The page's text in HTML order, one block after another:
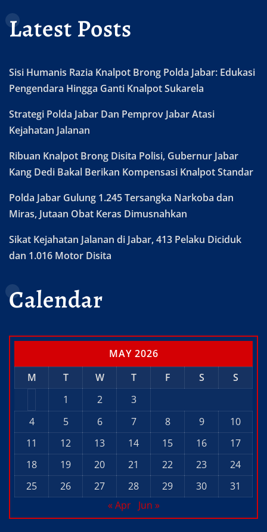
Latest Posts
Sisi Humanis Razia Knalpot Brong Polda Jabar: Edukasi
Pengendara Hingga Ganti Knalpot Sukarela
Strategi Polda Jabar Dan Pemprov Jabar Atasi
Kejahatan Jalanan
Ribuan Knalpot Brong Disita Polisi, Gubernur Jabar
Kang Dedi Bakal Berikan Kompensasi Knalpot Standar
Polda Jabar Gulung 1.245 Tersangka Narkoba dan
Miras, Jutaan Obat Keras Dimusnahkan
Sikat Kejahatan Jalanan di Jabar, 413 Pelaku Diciduk
dan 1.016 Motor Disita
Calendar
MAY 2026
M
T W T F S
S
1
2
3
4
5 6 7 8 9
10
11
12 13 14 15 16
17
18
19 20 21 22 23
24
25
26 27 28 29 30
31
« Apr
Jun »